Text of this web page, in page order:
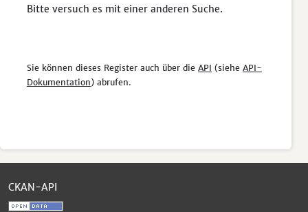
Bitte versuch es mit einer anderen Suche.
Sie können dieses Register auch über die API (siehe API-
Dokumentation) abrufen.
CKAN-API